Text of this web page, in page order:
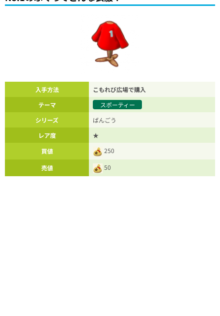
入手方法
こもれび広場で購入
テーマ
スポーティー
シリーズ
ばんごう
レア度
★
買値
250
売値 50